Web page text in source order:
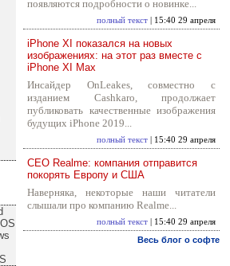
появляются подробности о новинке...
полный текст | 15:40 29 апреля
iPhone XI показался на новых
изображениях: на этот раз вместе с
iPhone XI Max
Инсайдер OnLeakes, совместно с
изданием Cashkaro, продолжает
публиковать качественные изображения
будущих iPhone 2019...
полный текст | 15:40 29 апреля
CEO Realme: компания отправится
покорять Европу и США
Наверняка, некоторые наши читатели
слышали про компанию Realme...
полный текст | 15:40 29 апреля
Весь блог о софте